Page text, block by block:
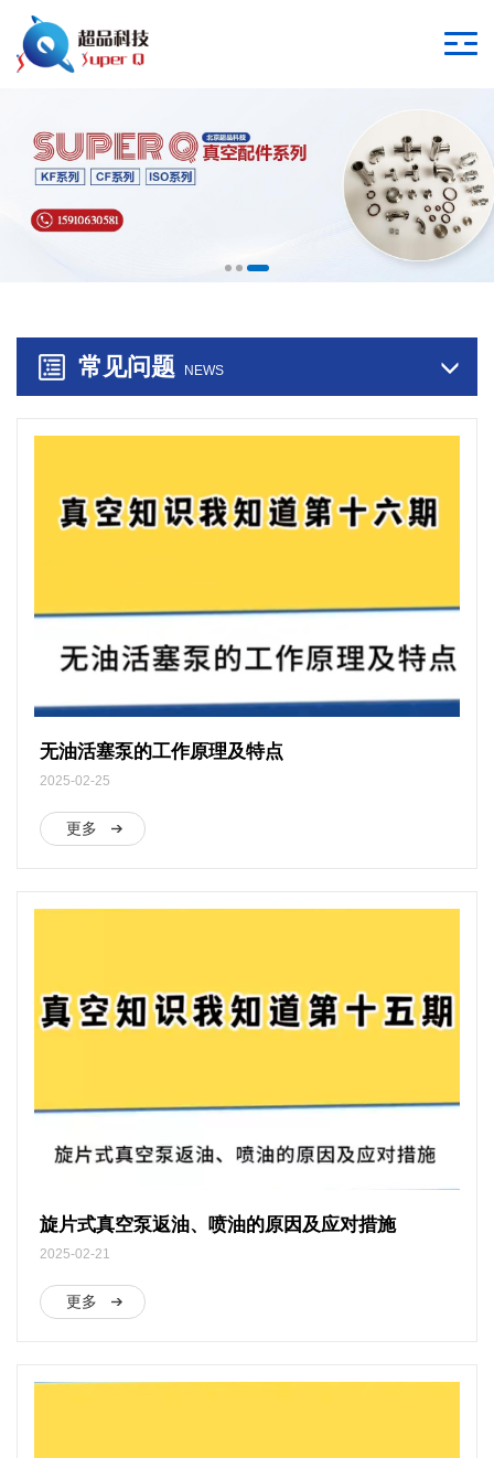
常见问题 NEWS
无油活塞泵的工作原理及特点
2025-02-25
更多
旋片式真空泵返油、喷油的原因及应对措施
2025-02-21
更多